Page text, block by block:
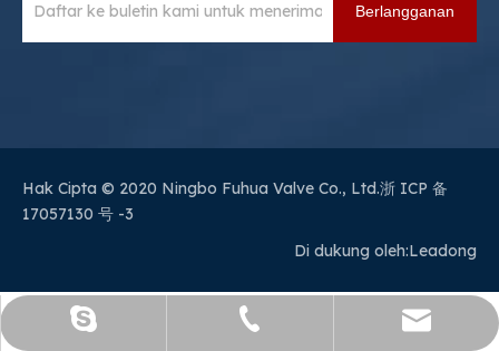
Luoquanxi.
+86 571 8768 0216
sales@sianvalve.com
Berlangganan
Hak Cipta © 2020 Ningbo Fuhua Valve Co., Ltd.浙 ICP 备
17057130 号 -3
Di dukung oleh:Leadong